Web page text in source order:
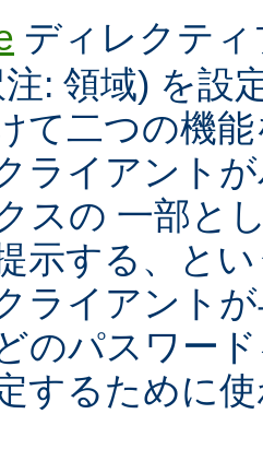
ディレクテ
注: 領域) を設
て二つの機
ライアント
スの 一部と
示する、と
ライアント
のパスワー
するために